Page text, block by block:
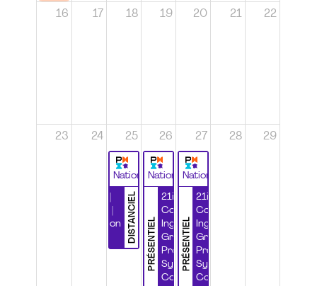
16 17 18 19 20 21 22
23 24 25
National
DISTANCIEL
Certification
26
National
PRÉSENTIEL
21ième
Congrès
Ingénierie
Grands
Projets et
Systèmes
Complexes
27
National
PRÉSENTIEL
21ième
Congrès
Ingénierie
Grands
Projets et
Systèmes
Complexes
28 29